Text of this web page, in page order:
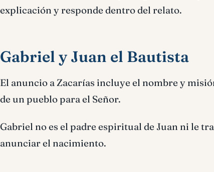
explicación y responde dentro del relato.
Gabriel y Juan el Bautista
El anuncio a Zacarías incluye el nombre y
de un pueblo para el Señor.
Gabriel no es el padre espiritual de Juan ni le
anunciar el nacimiento.